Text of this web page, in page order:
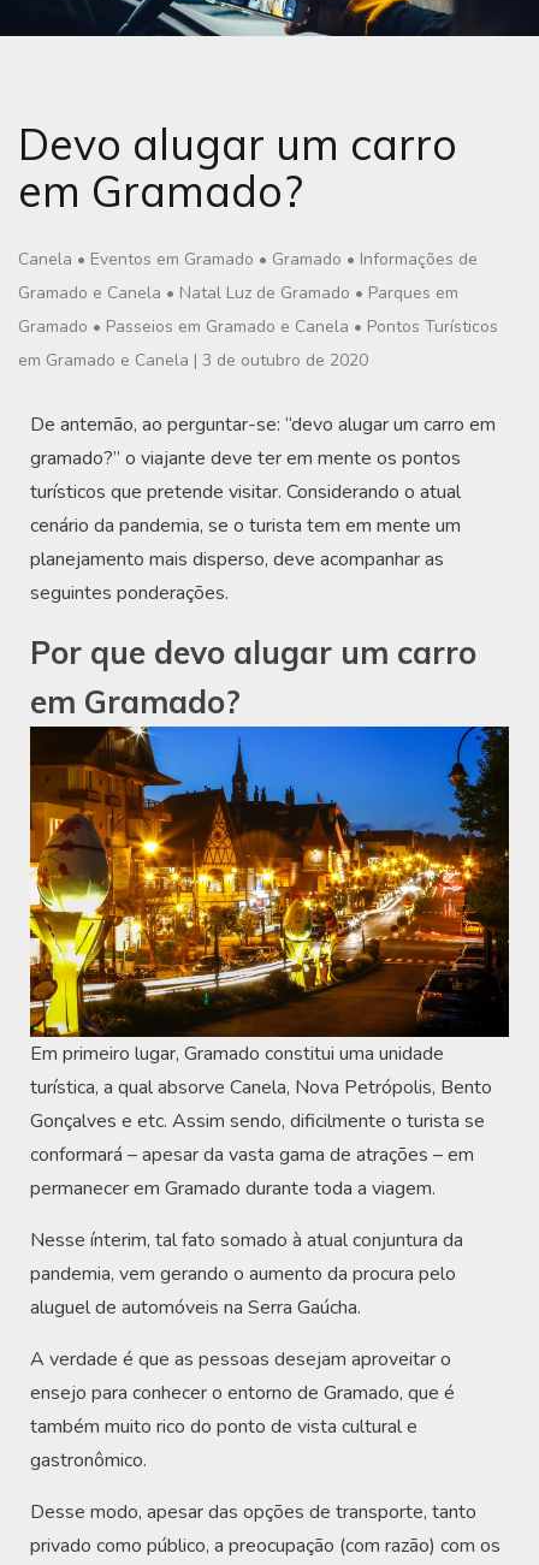
Devo alugar um carro
em Gramado?
Canela • Eventos em Gramado • Gramado • Informações de
Gramado e Canela • Natal Luz de Gramado • Parques em
Gramado • Passeios em Gramado e Canela • Pontos Turísticos
em Gramado e Canela | 3 de outubro de 2020
De antemão, ao perguntar-se: “devo alugar um carro em
gramado?” o viajante deve ter em mente os pontos
turísticos que pretende visitar. Considerando o atual
cenário da pandemia, se o turista tem em mente um
planejamento mais disperso, deve acompanhar as
seguintes ponderações.
Por que devo alugar um carro
em Gramado?
Em primeiro lugar, Gramado constitui uma unidade
turística, a qual absorve Canela, Nova Petrópolis, Bento
Gonçalves e etc. Assim sendo, dificilmente o turista se
conformará – apesar da vasta gama de atrações – em
permanecer em Gramado durante toda a viagem.
Nesse ínterim, tal fato somado à atual conjuntura da
pandemia, vem gerando o aumento da procura pelo
aluguel de automóveis na Serra Gaúcha.
A verdade é que as pessoas desejam aproveitar o
ensejo para conhecer o entorno de Gramado, que é
também muito rico do ponto de vista cultural e
gastronômico.
Desse modo, apesar das opções de transporte, tanto
privado como público, a preocupação (com razão) com os